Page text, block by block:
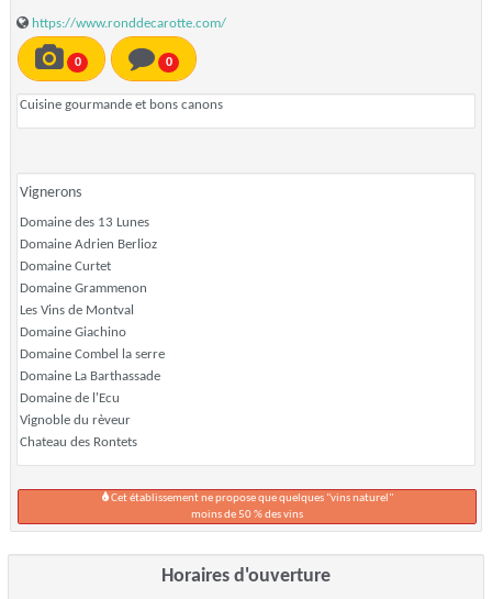
https://www.ronddecarotte.com/
0 0
Cuisine gourmande et bons canons
Vignerons
Domaine des 13 Lunes
Domaine Adrien Berlioz
Domaine Curtet
Domaine Grammenon
Les Vins de Montval
Domaine Giachino
Domaine Combel la serre
Domaine La Barthassade
Domaine de l'Ecu
Vignoble du rèveur
Chateau des Rontets
Cet établissement ne propose que quelques "vins naturel"
moins de 50 % des vins
Horaires d'ouverture